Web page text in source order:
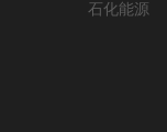
石化能源